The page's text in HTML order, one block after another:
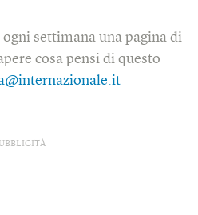
settimana una pagina di
cosa pensi di questo